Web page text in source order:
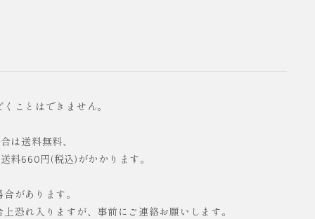
ことはできません。
は送料無料、
料660円(税込)がかかります。
があります。
恐れ入りますが、事前にご連絡お願いします。